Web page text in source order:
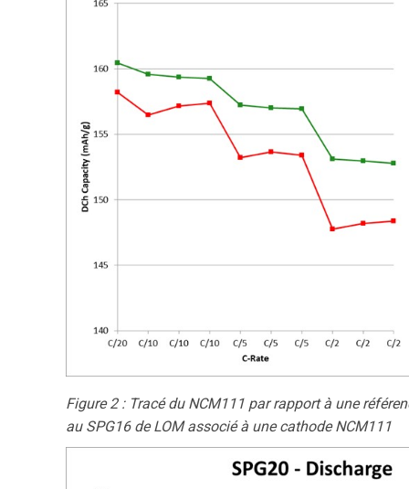
Figure 2 : Tracé du NCM111 par rapport à une
au SPG16 de LOM associé à une cathode NCM111